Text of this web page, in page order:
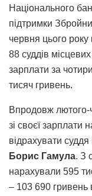
Національного
підтримки
червня цього року
88 суддів
зарплати за
тисяч гривень.
Впродовж лютого-
зі своєї зарплати
відрахувати
Борис Гамула. З
нарахували 595
– 103 690 гривень